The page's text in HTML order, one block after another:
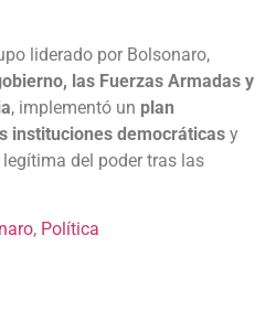
liderado por Bolsonaro,
las Fuerzas Armadas y
, implementó un plan
instituciones democráticas y
del poder tras las
, Política